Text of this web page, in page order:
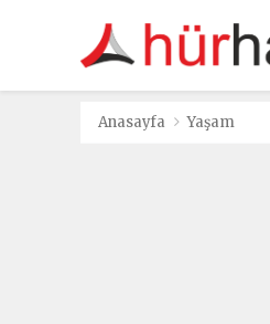
Anasayfa Yaşam